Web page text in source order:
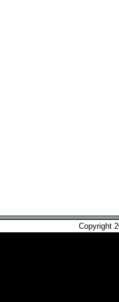
Copyright